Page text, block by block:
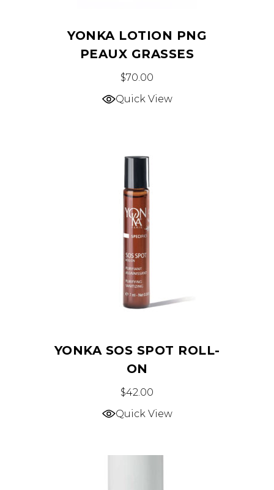
YONKA LOTION PNG
PEAUX GRASSES
$70.00
Quick View
YONKA SOS SPOT ROLL-
ON
$42.00
Quick View